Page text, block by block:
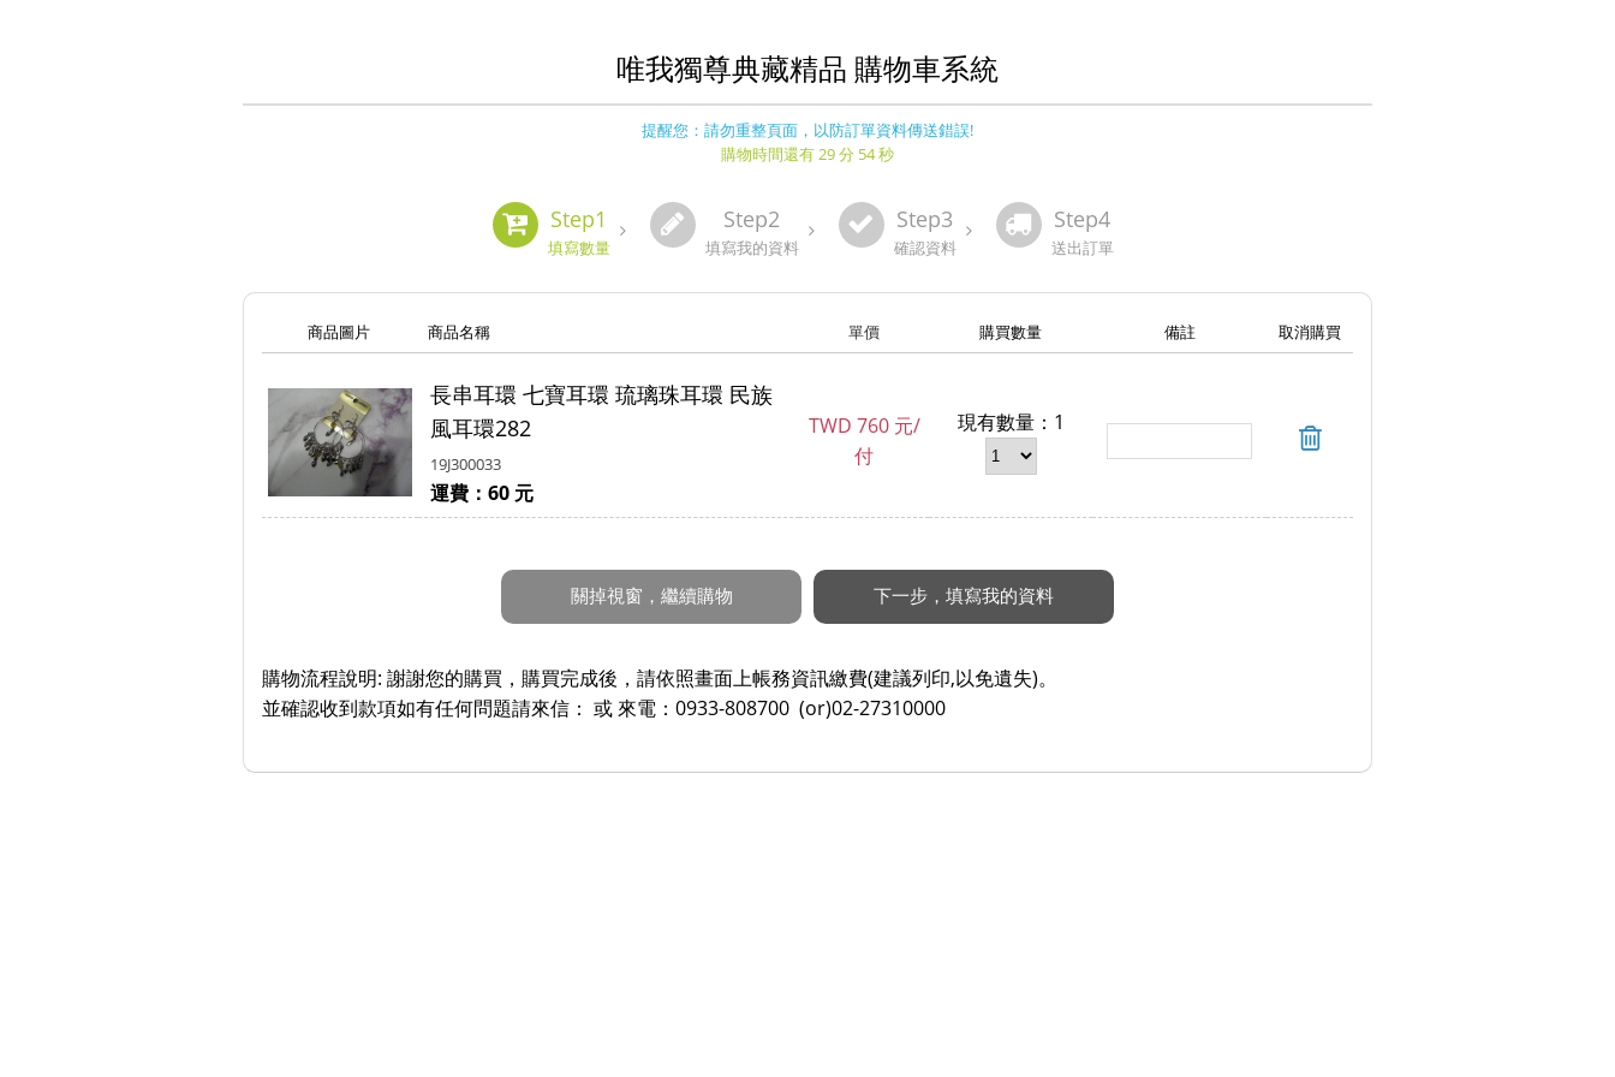
唯我獨尊典藏精品 購物車系統
提醒您：請勿重整頁面，以防訂單資料傳送錯誤!
購物時間還有 29 分 54 秒
Step1
填寫數量
Step2
填寫我的資料
Step3
確認資料
Step4
送出訂單
商品圖片 商品名稱 單價 購買數量 備註 取消購買
長串耳環 七寶耳環 琉璃珠耳環 民族
風耳環282
19J300033
運費：60 元
TWD 760 元/
付
現有數量：1
購物流程說明: 謝謝您的購買，購買完成後，請依照畫面上帳務資訊繳費(建議列印,以免遺失)。
並確認收到款項如有任何問題請來信： 或 來電：0933-808700 (or)02-27310000